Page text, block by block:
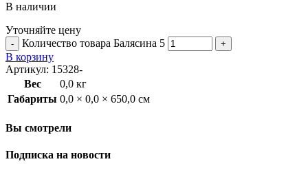
В наличии
Уточняйте цену
Количество товара Балясина 5
В корзину
Артикул: 15328-
Вес
0,0 кг
Габариты 0,0 × 0,0 × 650,0 см
Вы смотрели
Подписка на новости